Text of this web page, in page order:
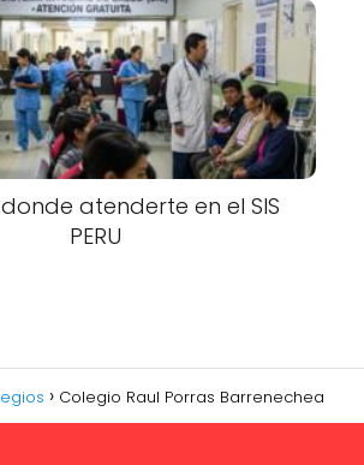
atenderte en el SIS
PERU
Colegio Raul Porras Barrenechea